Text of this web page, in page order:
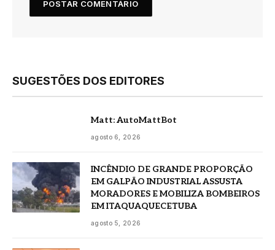
SUGESTÕES DOS EDITORES
Matt: AutoMattBot
agosto 6, 2026
INCÊNDIO DE GRANDE PROPORÇÃO
EM GALPÃO INDUSTRIAL ASSUSTA
MORADORES E MOBILIZA BOMBEIROS
EM ITAQUAQUECETUBA
agosto 5, 2026